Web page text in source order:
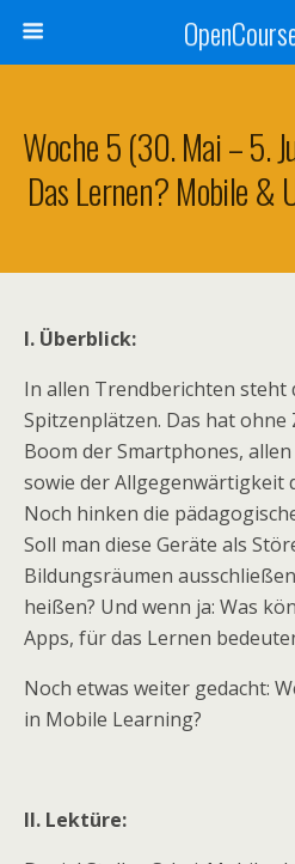
Woche 5 (30. Mai – 5.
Das Lernen? Mobile &
I. Überblick:
In allen Trendberichten steht
Spitzenplätzen. Das hat ohne
Boom der Smartphones,
sowie der Allgegenwärtigkeit
Noch hinken die
Soll man diese Geräte als
Bildungsräumen
heißen? Und wenn ja: Was
Apps, für das Lernen
Noch etwas weiter gedacht:
in Mobile Learning?
II. Lektüre: